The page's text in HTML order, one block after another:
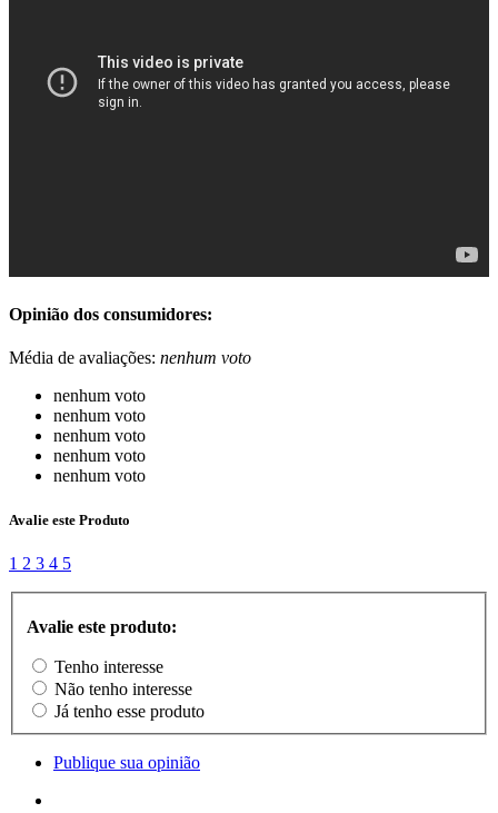
Opinião dos consumidores:
Média de avaliações: nenhum voto
nenhum voto
nenhum voto
nenhum voto
nenhum voto
nenhum voto
Avalie este Produto
1 2 3 4 5
Avalie este produto:
Tenho interesse
Não tenho interesse
Já tenho esse produto
Publique sua opinião